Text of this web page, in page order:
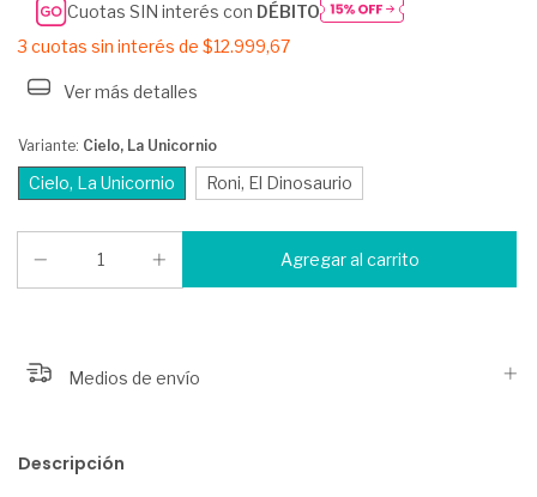
Cuotas SIN interés con DÉBITO
3 cuotas sin interés de $12.999,67
Ver más detalles
Variante: Cielo, La Unicornio
Cielo, La Unicornio Roni, El Dinosaurio
Medios de envío
Descripción